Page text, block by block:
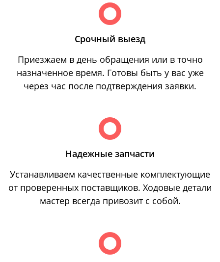
Срочный выезд
Приезжаем в день обращения или в точно
назначенное время. Готовы быть у вас уже
через час после подтверждения заявки.
Надежные запчасти
Устанавливаем качественные комплектующие
от проверенных поставщиков. Ходовые детали
мастер всегда привозит с собой.